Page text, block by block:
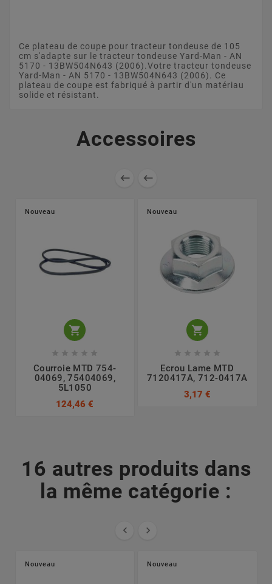
Ce plateau de coupe pour tracteur tondeuse de 105
cm s'adapte sur le tracteur tondeuse Yard-Man - AN
5170 - 13BW504N643 (2006).Votre tracteur tondeuse
Yard-Man - AN 5170 - 13BW504N643 (2006). Ce
plateau de coupe est fabriqué à partir d'un matériau
solide et résistant.
Accessoires
 
Nouveau

    
Courroie MTD 754-
04069, 75404069,
5L1050
124,46 €
Nouveau

    
Ecrou Lame MTD
7120417A, 712-0417A
3,17 €
16 autres produits dans
la même catégorie :
 
Nouveau Nouveau